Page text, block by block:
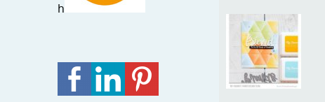
h